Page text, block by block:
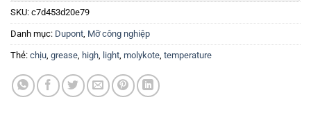
SKU: c7d453d20e79
Danh mục: Dupont Mỡ công nghiệp
Thẻ: chịu grease high light molykote temperature